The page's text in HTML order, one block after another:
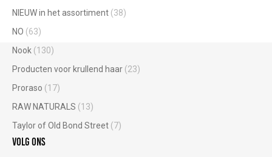
NIEUW in het assortiment (38)
NO (63)
Nook (130)
Producten voor krullend haar (23)
Proraso (17)
RAW NATURALS (13)
Taylor of Old Bond Street (7)
Volg ons